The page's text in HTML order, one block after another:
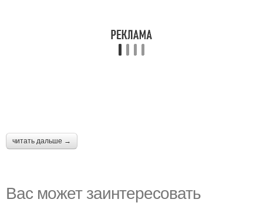
читать дальше →
Вас может заинтересовать